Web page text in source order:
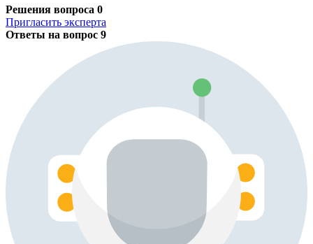
Решения вопроса 0
Пригласить эксперта
Ответы на вопрос 9